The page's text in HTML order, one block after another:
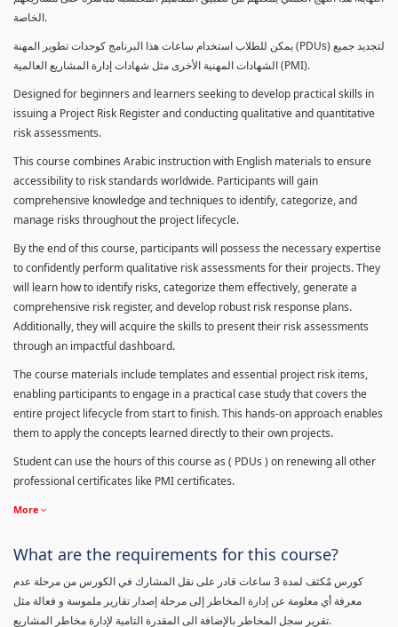
الخاصة.
يمكن للطلاب استخدام ساعات هذا البرنامج كوحدات تطوير المهنة (PDUs) لتجديد جميع
الشهادات المهنية الأخرى مثل شهادات إدارة المشاريع العالمية (PMI).
Designed for beginners and learners seeking to develop practical skills in
issuing a Project Risk Register and conducting qualitative and quantitative
risk assessments.
This course combines Arabic instruction with English materials to ensure
accessibility to risk standards worldwide. Participants will gain
comprehensive knowledge and techniques to identify, categorize, and
manage risks throughout the project lifecycle.
By the end of this course, participants will possess the necessary expertise
to confidently perform qualitative risk assessments for their projects. They
will learn how to identify risks, categorize them effectively, generate a
comprehensive risk register, and develop robust risk response plans.
Additionally, they will acquire the skills to present their risk assessments
through an impactful dashboard.
The course materials include templates and essential project risk items,
enabling participants to engage in a practical case study that covers the
entire project lifecycle from start to finish. This hands-on approach enables
them to apply the concepts learned directly to their own projects.
Student can use the hours of this course as ( PDUs ) on renewing all other
professional certificates like PMI certificates.
More
What are the requirements for this course?
كورس مٌكثف لمدة 3 ساعات قادر على نقل المشارك في الكورس من مرحلة عدم
معرفة أي معلومة عن إدارة المخاطر إلى مرحلة إصدار تقارير ملموسة و فعالة مثل
تقرير سجل المخاطر بالإضافة الى المقدرة التامية لإدارة مخاطر المشاريع.